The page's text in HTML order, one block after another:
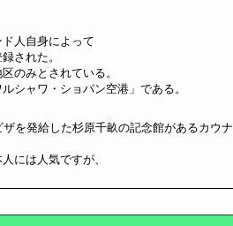
人自身によって
された。
のみとされている。
シャワ・ショパン空港」である。
を発給した杉原千畝の記念館があるカウナ
には人気ですが、